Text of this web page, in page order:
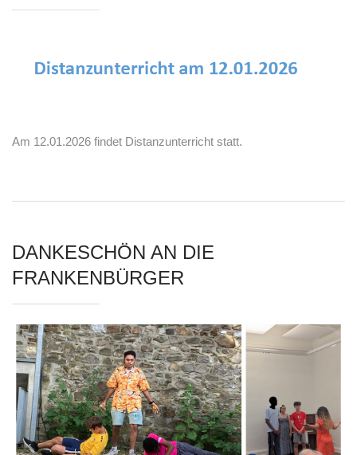
Am 12.01.2026 findet Distanzunterricht statt.
DANKESCHÖN AN DIE
FRANKENBÜRGER